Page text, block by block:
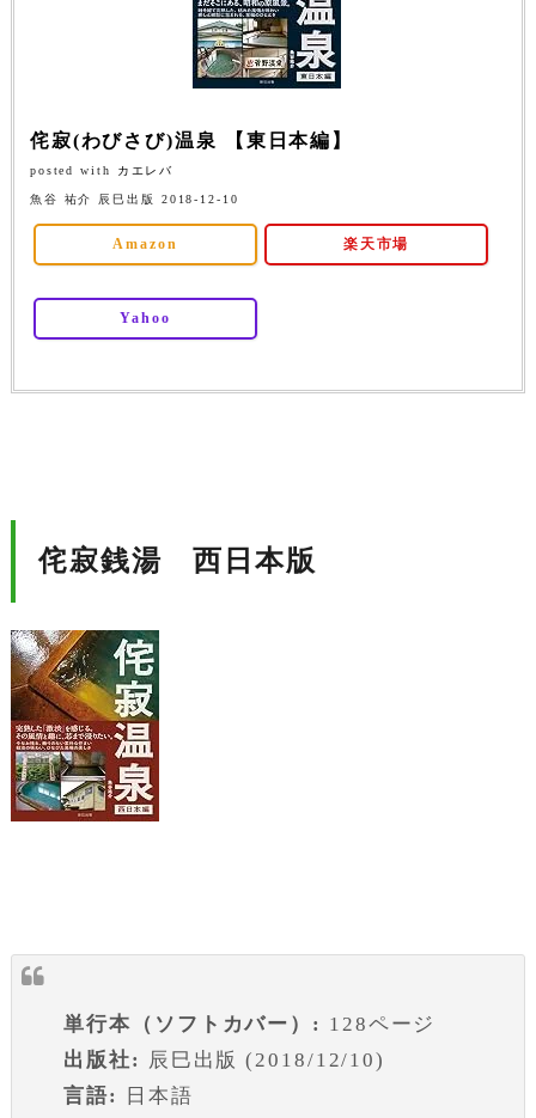
侘寂(わびさび)温泉 【東日本編】
posted with カエレバ
魚谷 祐介 辰巳出版 2018-12-10
Amazon 楽天市場
Yahoo
侘寂銭湯 西日本版
単行本（ソフトカバー）: 128ページ
出版社: 辰巳出版 (2018/12/10)
言語:
日本語